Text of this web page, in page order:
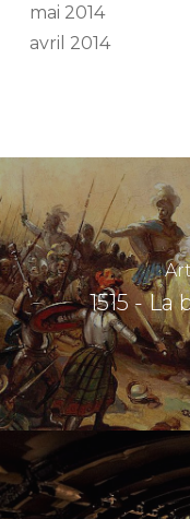
mai 2014
avril 2014
1515 -